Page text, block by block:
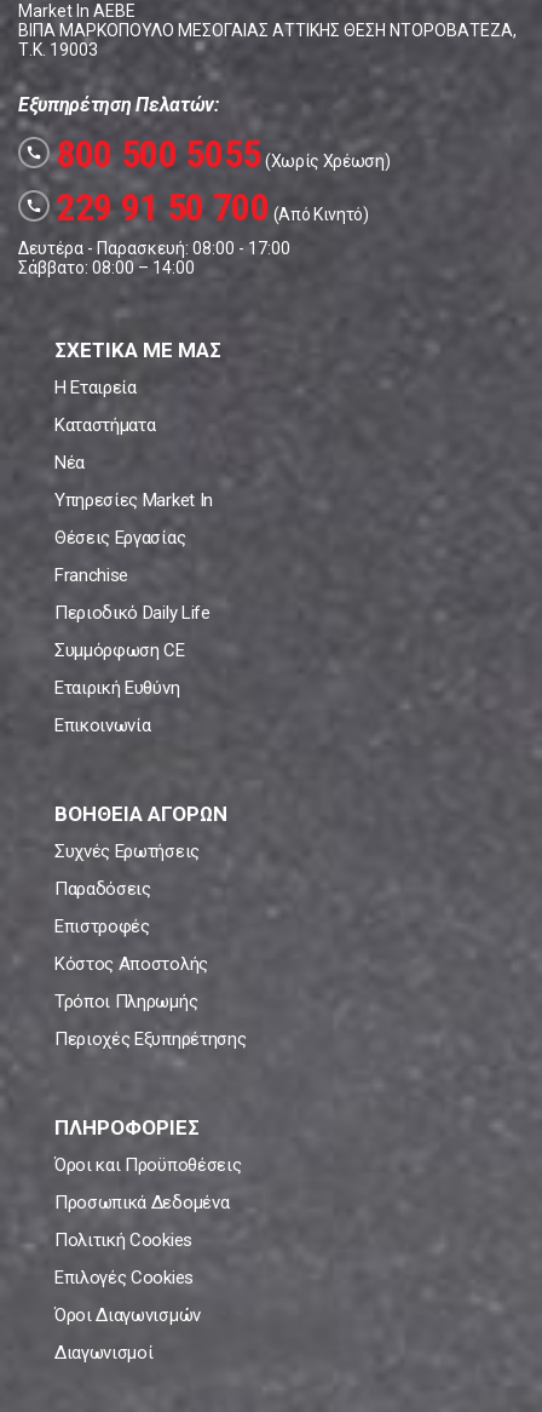
Market In ΑΕΒΕ
ΒΙΠΑ ΜΑΡΚΟΠΟΥΛΟ ΜΕΣΟΓΑΙΑΣ ΑΤΤΙΚΗΣ ΘΕΣΗ ΝΤΟΡΟΒΑΤΕΖΑ,
Τ.Κ. 19003
Εξυπηρέτηση Πελατών:
call 800 500 5055(Χωρίς Χρέωση)
call 229 91 50 700 (Από Κινητό)
Δευτέρα - Παρασκευή: 08:00 - 17:00
Σάββατο: 08:00 – 14:00
ΣΧΕΤΙΚΑ ΜΕ ΜΑΣ
Η Εταιρεία
Καταστήματα
Νέα
Υπηρεσίες Market In
Θέσεις Εργασίας
Franchise
Περιοδικό Daily Life
Συμμόρφωση CE
Εταιρική Ευθύνη
Επικοινωνία
ΒΟΗΘΕΙΑ ΑΓΟΡΩΝ
Συχνές Ερωτήσεις
Παραδόσεις
Επιστροφές
Κόστος Αποστολής
Τρόποι Πληρωμής
Περιοχές Εξυπηρέτησης
ΠΛΗΡΟΦΟΡΙΕΣ
Όροι και Προϋποθέσεις
Προσωπικά Δεδομένα
Πολιτική Cookies
Επιλογές Cookies
Όροι Διαγωνισμών
Διαγωνισμοί